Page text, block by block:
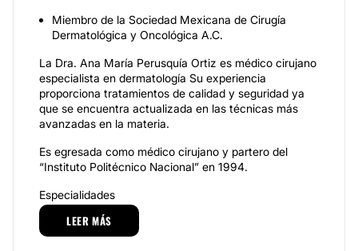
Miembro de la Sociedad Mexicana de Cirugía
Dermatológica y Oncológica A.C.
La Dra. Ana María Perusquía Ortiz es médico cirujano
especialista en dermatología Su experiencia
proporciona tratamientos de calidad y seguridad ya
que se encuentra actualizada en las técnicas más
avanzadas en la materia.
Es egresada como médico cirujano y partero del
“Instituto Politécnico Nacional” en 1994.
Especialidades
Entre los tratamientos que realiza la Dra. Ana María
Perusquía Ortiz se encuentran el tratamiento de
LEER MÁS